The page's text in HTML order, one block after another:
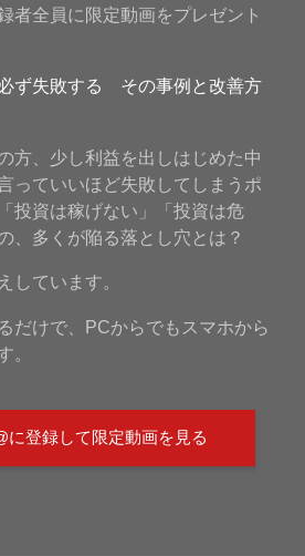
者全員に限定動画をプレゼント
必ず失敗する その事例と改善方
方、少し利益を出しはじめた中
っていいほど失敗してしまうポ
投資は稼げない」「投資は危
、多くが陥る落とし穴とは？
しています。
だけで、PCからでもスマホから
。
に登録して限定動画を見る